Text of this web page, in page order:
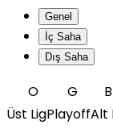
Genel
İç Saha
Dış Saha
O G B
Üst LigPlayoffAlt